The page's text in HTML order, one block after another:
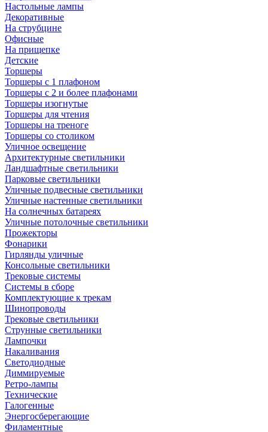
Настольные лампы
Декоративные
На струбцине
Офисные
На прищепке
Детские
Торшеры
Торшеры с 1 плафоном
Торшеры с 2 и более плафонами
Торшеры изогнутые
Торшеры для чтения
Торшеры на треноге
Торшеры со столиком
Уличное освещение
Архитектурные светильники
Ландшафтные светильники
Парковые светильники
Уличные подвесные светильники
Уличные настенные светильники
На солнечных батареях
Уличные потолочные светильники
Прожекторы
Фонарики
Гирлянды уличные
Консольные светильники
Трековые системы
Системы в сборе
Комплектующие к трекам
Шинопроводы
Трековые светильники
Струнные светильники
Лампочки
Накаливания
Светодиодные
Диммируемые
Ретро-лампы
Технические
Галогенные
Энергосберегающие
Филаментные